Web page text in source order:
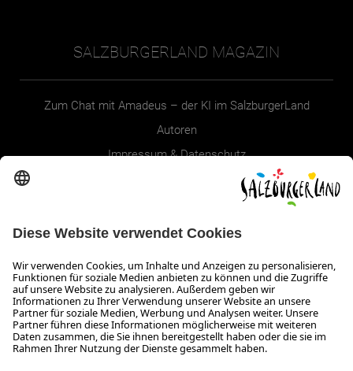
SALZBURGERLAND MAGAZIN
Zum Chat mit Amadeus – der KI im SalzburgerLand
Autoren
Impressum & Datenschutz
Erklärung zur Barrierefreiheit Magazin
SALZBURGERLAND
Infos zum Urlaub im SalzburgerLand
Veranstaltungen im SalzburgerLand
Aktuelle Urlaubsangebote